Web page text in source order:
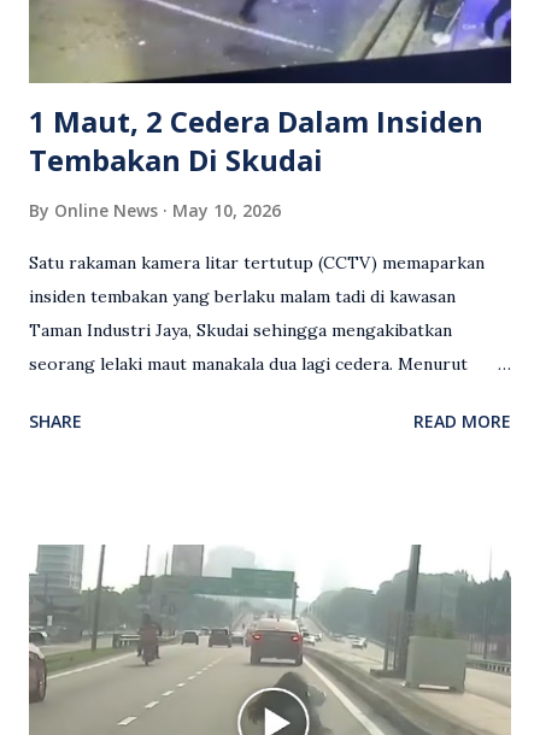
Sebahagian netizen turut meminta pihak berkuasa
mengambil tindakan tegas, manakala ada yang bersimpati
terhadap wanita dipercayai menjadi mangs...
1 Maut, 2 Cedera Dalam Insiden
Tembakan Di Skudai
By Online News May 10, 2026
Satu rakaman kamera litar tertutup (CCTV) memaparkan
insiden tembakan yang berlaku malam tadi di kawasan
Taman Industri Jaya, Skudai sehingga mengakibatkan
seorang lelaki maut manakala dua lagi cedera. Menurut
kejadian berlaku sekitar jam 11 malam dan pihak polis
hiburan di kawasan berkenaan. Seorang mangsa disahkan
meninggal dunia di lokasi kejadian akibat terkena tembakan,
manakala seorang lagi mangsa mengalami kecederaan.
Turut dipercayai terdapat seorang lagi individu cedera
namun identitinya masih belum dikenal pasti selepas dibawa
SHARE READ MORE